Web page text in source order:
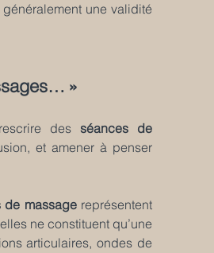
une validité
»
des séances de
et amener à penser
de massage représentent
ne constituent qu’une
articulaires, ondes de